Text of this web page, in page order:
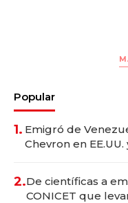
Popular
1. Emigró de
Chevron en
2.De científicas a
CONICET que